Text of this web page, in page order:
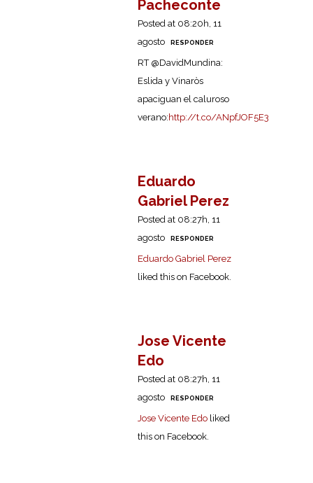
Pacheconte
Posted at 08:20h, 11
agosto
RESPONDER
RT @DavidMundina:
Eslida y Vinaròs
apaciguan el caluroso
verano: http://t.co/ANpfJOF5E3
Eduardo
Gabriel Perez
Posted at 08:27h, 11
agosto
RESPONDER
Eduardo Gabriel Perez
liked this on Facebook.
Jose Vicente
Edo
Posted at 08:27h, 11
agosto
RESPONDER
Jose Vicente Edo liked
this on Facebook.